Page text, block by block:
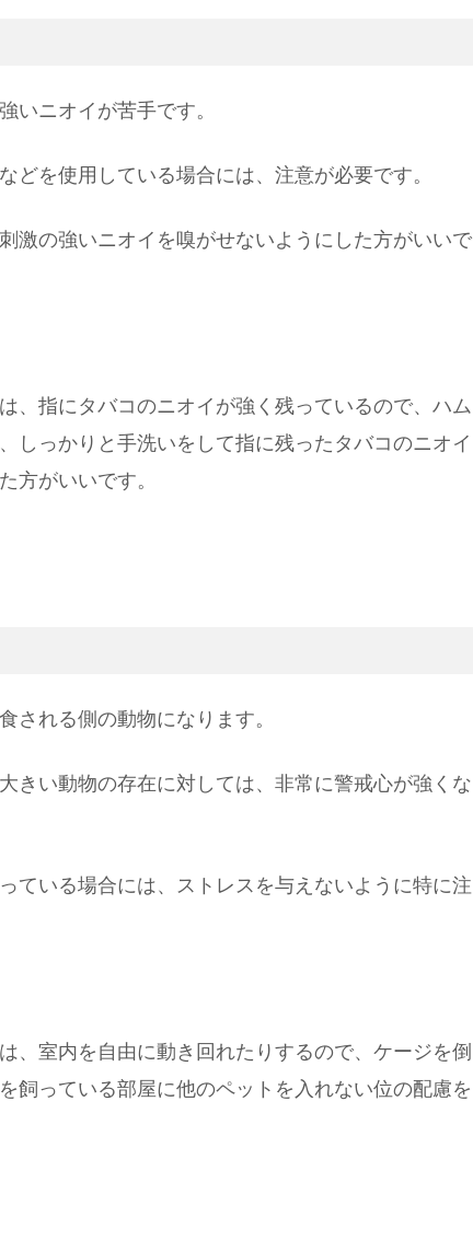
いニオイが苦手です。
どを使用している場合には、注意が必要です。
激の強いニオイを嗅がせないようにした方がいいで
、指にタバコのニオイが強く残っているので、ハム
しっかりと手洗いをして指に残ったタバコのニオイ
方がいいです。
される側の動物になります。
きい動物の存在に対しては、非常に警戒心が強くな
ている場合には、ストレスを与えないように特に注
、室内を自由に動き回れたりするので、ケージを倒
飼っている部屋に他のペットを入れない位の配慮を